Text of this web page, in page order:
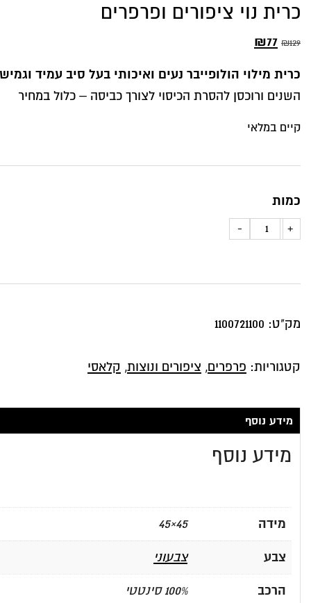
כרית נוי ציפורים ופרפרים
₪129
המחיר
₪77
₪77.
כרית מילוי הולופייבר נעים ואיכותי בעל סיב עמיד וגמיש
השנים ורוכסן להסרת הכיסוי לצורך כביסה – כלול במחיר
קיים במלאי
כמות
+
כמות
-
מק"ט: 1100721100
קטגוריות: פרפרים, ציפורים ונוצות, קלאסי
מידע נוסף
מידע נוסף
מידה 45×45
צבע צבעוני
הרכב 100% סינטטי